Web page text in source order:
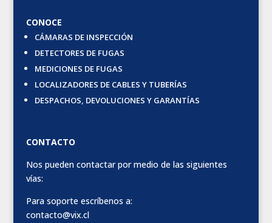
CONOCE
CÁMARAS DE INSPECCIÓN
DETECTORES DE FUGAS
MEDICIONES DE FUGAS
LOCALIZADORES DE CABLES Y TUBERÍAS
DESPACHOS, DEVOLUCIONES Y GARANTÍAS
CONTACTO
Nos pueden contactar por medio de las siguientes
vías:
Para soporte escríbenos a:
contacto@vix.cl